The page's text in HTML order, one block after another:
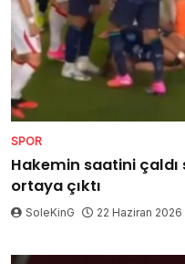
SPOR
Hakemin saatini çaldı
ortaya çıktı
SoleKinG 22 Haziran 2026